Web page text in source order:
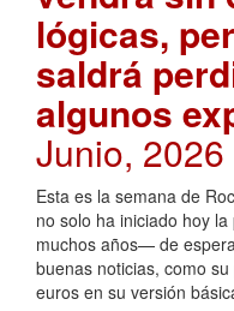
lógicas,
saldrá
algunos
Junio,
Esta es la semana de
no solo ha iniciado hoy
muchos años— de
buenas noticias, como
euros en su versión